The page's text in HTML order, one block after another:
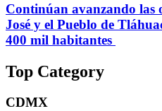
Continúan avanzando las
José y el Pueblo de
400 mil habitantes
Top Category
CDMX